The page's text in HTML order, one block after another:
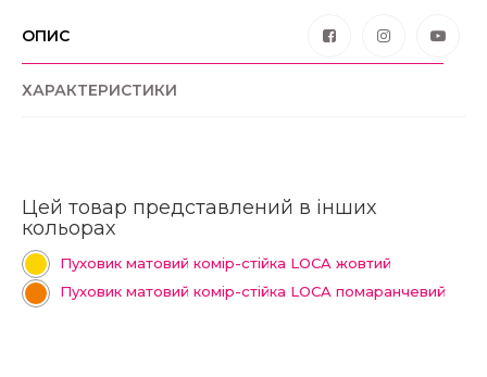
ОПИС
ХАРАКТЕРИСТИКИ
Цей товар представлений в інших
кольорах
Пуховик матовий комір-стійка LOCA жовтий
Пуховик матовий комір-стійка LOCA помаранчевий